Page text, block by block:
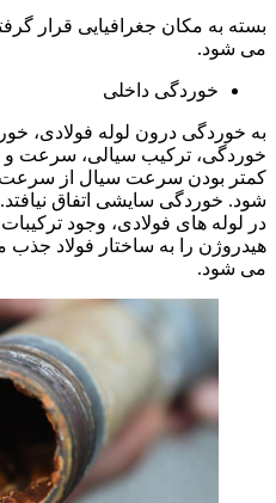
بسته به مکان جغرافیایی قرار
می شود.
خوردگی داخلی
به خوردگی درون لوله فولادی،
خوردگی، ترکیب سیالی، سرعت و
کمتر بودن سرعت سیال از سرعت
شود. خوردگی سایشی اتفاق نیافتد.
در لوله های فولادی، وجود
هیدروژن را به ساختار فولاد جذب
می شود.